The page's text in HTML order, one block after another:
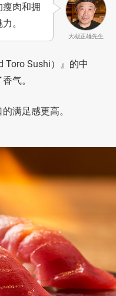
大槻正雄先生
瘦肉和拥
。
Toro Sushi）』的中
气。
满足感更高。